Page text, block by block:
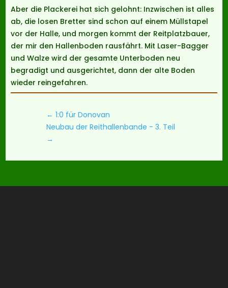
Aber die Plackerei hat sich gelohnt: Inzwischen ist alles
ab, die losen Bretter sind schon auf einem Müllstapel
vor der Halle, und morgen kommt der Reitplatzbauer,
der mir den Hallenboden rausfährt. Mit Laser-Bagger
und Walze wird der gesamte Unterboden neu
begradigt und ausgerichtet, dann der alte Boden
wieder reingefahren.
←1:0 für Donovan
Neubau der Reithallenbande - 3. Teil
→